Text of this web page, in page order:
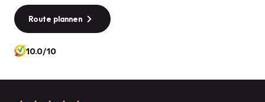
Route plannen
10.0/10